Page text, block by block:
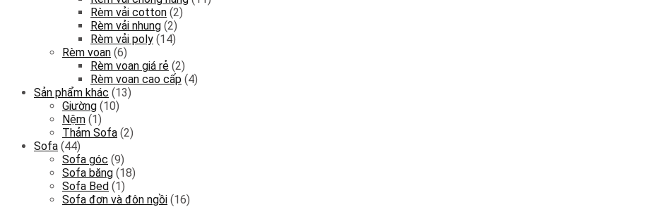
Rèm vải cotton (2)
Rèm vải nhung (2)
Rèm vải poly (14)
Rèm voan (6)
Rèm voan giá rẻ (2)
Rèm voan cao cấp (4)
Sản phẩm khác (13)
Giường (10)
Nệm (1)
Thảm Sofa (2)
Sofa (44)
Sofa góc (9)
Sofa băng (18)
Sofa Bed (1)
Sofa đơn và đôn ngồi (16)